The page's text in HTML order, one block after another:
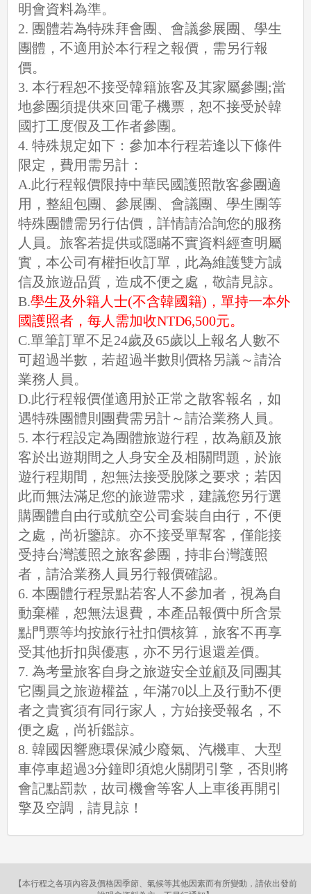
明會資料為準。
2. 團體若為特殊拜會團、會議參展團、學生
團體，不適用於本行程之報價，需另行報
價。
3. 本行程恕不接受韓籍旅客及其家屬參團;當
地參團須提供來回電子機票，恕不接受於韓
國打工度假及工作者參團。
4. 特殊規定如下：參加本行程若逢以下條件
限定，費用需另計：
A.此行程報價限持中華民國護照散客參團適
用，整組包團、參展團、會議團、學生團等
特殊團體需另行估價，詳情請洽詢您的服務
人員。旅客若提供或隱瞞不實資料經查明屬
實，本公司有權拒收訂單，此為維護雙方誠
信及旅遊品質，造成不便之處，敬請見諒。
B.學生及外籍人士(不含韓國籍)，單持一本外
國護照者，每人需加收NTD6,500元。
C.單筆訂單不足24歲及65歲以上報名人數不
可超過半數，若超過半數則價格另議～請洽
業務人員。
D.此行程報價僅適用於正常之散客報名，如
遇特殊團體則團費需另計～請洽業務人員。
5. 本行程設定為團體旅遊行程，故為顧及旅
客於出遊期間之人身安全及相關問題，於旅
遊行程期間，恕無法接受脫隊之要求；若因
此而無法滿足您的旅遊需求，建議您另行選
購團體自由行或航空公司套裝自由行，不便
之處，尚祈鑒諒。亦不接受單幫客，僅能接
受持台灣護照之旅客參團，持非台灣護照
者，請洽業務人員另行報價確認。
6. 本團體行程景點若客人不參加者，視為自
動棄權，恕無法退費，本產品報價中所含景
點門票等均按旅行社扣價核算，旅客不再享
受其他折扣與優惠，亦不另行退還差價。
7. 為考量旅客自身之旅遊安全並顧及同團其
它團員之旅遊權益，年滿70以上及行動不便
者之貴賓須有同行家人，方始接受報名，不
便之處，尚祈鑑諒。
8. 韓國因響應環保減少廢氣、汽機車、大型
車停車超過3分鐘即須熄火關閉引擎，否則將
會記點罰款，故司機會等客人上車後再開引
擎及空調，請見諒！
【本行程之各項內容及價格因季節、氣候等其他因素而有所變動，請依出發前